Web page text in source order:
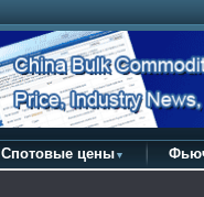
Спотовые цены ▼